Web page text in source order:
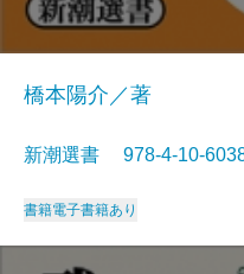
橋本陽介／著
新潮選書 978-4-10-
書籍電子書籍あり